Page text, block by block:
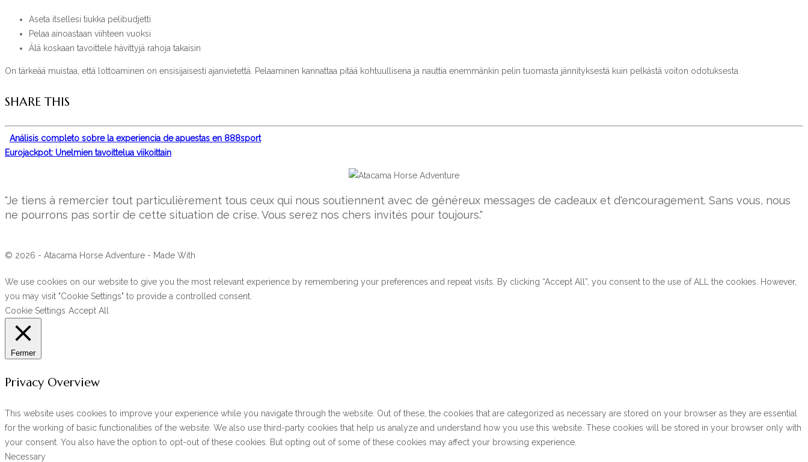
Aseta itsellesi tiukka pelibudjetti
Pelaa ainoastaan viihteen vuoksi
Älä koskaan tavoittele hävittyjä rahoja takaisin
On tärkeää muistaa, että lottoaminen on ensisijaisesti ajanvietettä. Pelaaminen kannattaa pitää kohtuullisena ja nauttia enemmänkin pelin tuomasta jännityksestä kuin pelkästä voiton odotuksesta.
SHARE THIS
Análisis completo sobre la experiencia de apuestas en 888sport
Eurojackpot: Unelmien tavoittelua viikoittain
"Je tiens à remercier tout particulièrement tous ceux qui nous soutiennent avec de généreux messages de cadeaux et d'encouragement. Sans vous, nous
ne pourrons pas sortir de cette situation de crise. Vous serez nos chers invités pour toujours."
© 2026 - Atacama Horse Adventure - Made With
We use cookies on our website to give you the most relevant experience by remembering your preferences and repeat visits. By clicking “Accept All”, you consent to the use of ALL the cookies. However,
you may visit "Cookie Settings" to provide a controlled consent.
Cookie Settings Accept All
Fermer
Privacy Overview
This website uses cookies to improve your experience while you navigate through the website. Out of these, the cookies that are categorized as necessary are stored on your browser as they are essential
for the working of basic functionalities of the website. We also use third-party cookies that help us analyze and understand how you use this website. These cookies will be stored in your browser only with
your consent. You also have the option to opt-out of these cookies. But opting out of some of these cookies may affect your browsing experience.
Necessary